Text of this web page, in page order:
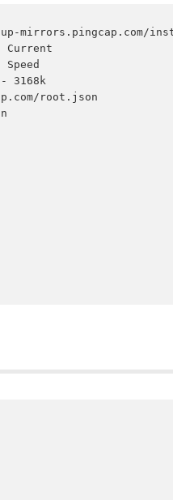
mirrors.pingcap.com/
3168k
root.json